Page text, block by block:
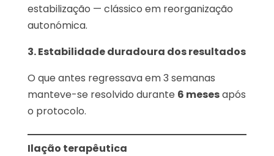
estabilização — clássico em reorganização
autonómica.
3. Estabilidade duradoura dos resultados
O que antes regressava em 3 semanas
manteve-se resolvido durante 6 mesesapós
o protocolo.
Ilação terapêutica